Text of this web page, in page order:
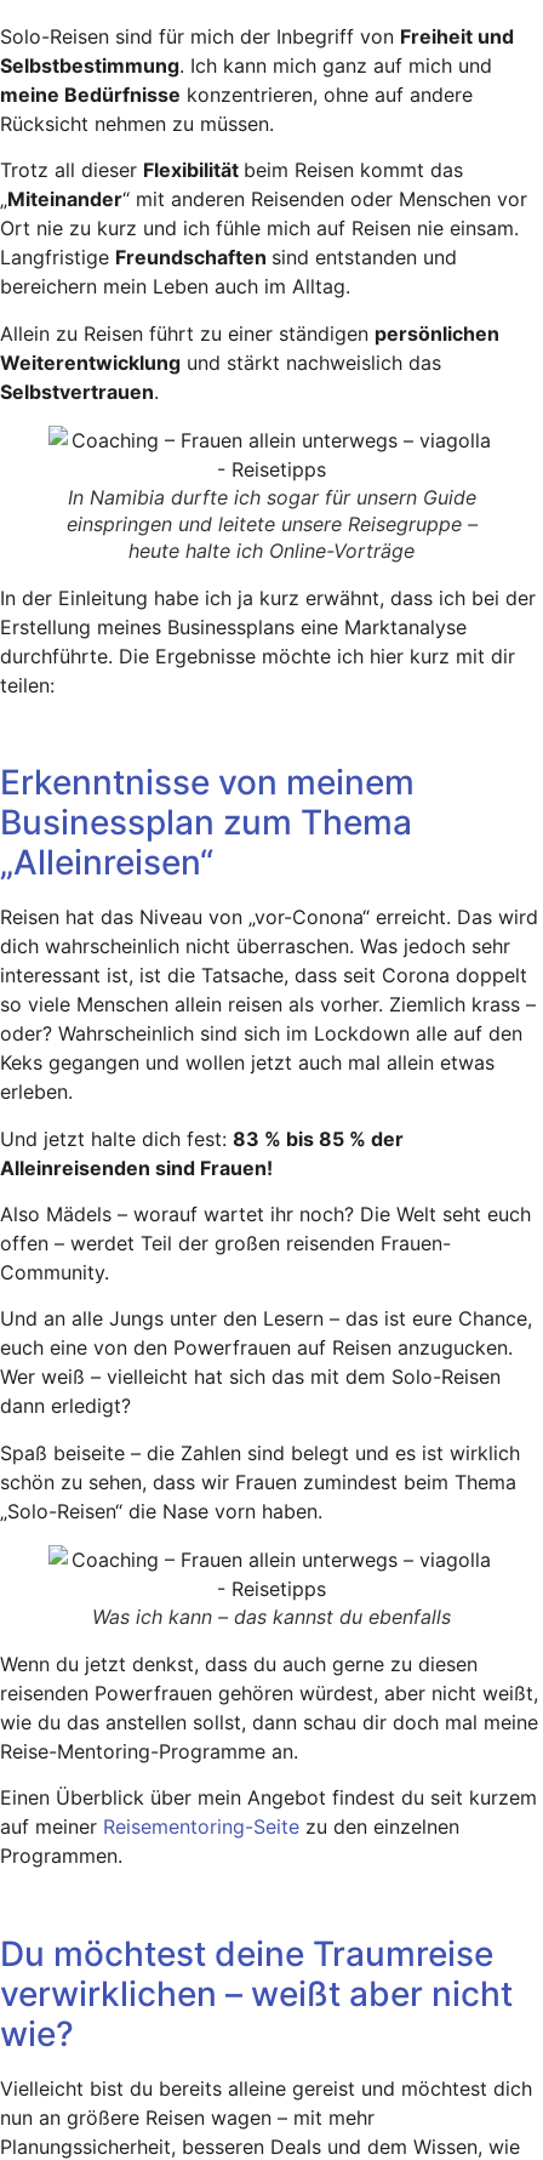
Solo-Reisen sind für mich der Inbegriff von Freiheit und
Selbstbestimmung. Ich kann mich ganz auf mich und
meine Bedürfnisse konzentrieren, ohne auf andere
Rücksicht nehmen zu müssen.
Trotz all dieser Flexibilität beim Reisen kommt das
„Miteinander“ mit anderen Reisenden oder Menschen vor
Ort nie zu kurz und ich fühle mich auf Reisen nie einsam.
Langfristige Freundschaften sind entstanden und
bereichern mein Leben auch im Alltag.
Allein zu Reisen führt zu einer ständigen persönlichen
Weiterentwicklung und stärkt nachweislich das
Selbstvertrauen.
In Namibia durfte ich sogar für unsern Guide
einspringen und leitete unsere Reisegruppe –
heute halte ich Online-Vorträge
In der Einleitung habe ich ja kurz erwähnt, dass ich bei der
Erstellung meines Businessplans eine Marktanalyse
durchführte. Die Ergebnisse möchte ich hier kurz mit dir
teilen:
Erkenntnisse von meinem
Businessplan zum Thema
„Alleinreisen“
Reisen hat das Niveau von „vor-Conona“ erreicht. Das wird
dich wahrscheinlich nicht überraschen. Was jedoch sehr
interessant ist, ist die Tatsache, dass seit Corona doppelt
so viele Menschen allein reisen als vorher. Ziemlich krass –
oder? Wahrscheinlich sind sich im Lockdown alle auf den
Keks gegangen und wollen jetzt auch mal allein etwas
erleben.
Und jetzt halte dich fest: 83 % bis 85 % der
Alleinreisenden sind Frauen!
Also Mädels – worauf wartet ihr noch? Die Welt seht euch
offen – werdet Teil der großen reisenden Frauen-
Community.
Und an alle Jungs unter den Lesern – das ist eure Chance,
euch eine von den Powerfrauen auf Reisen anzugucken.
Wer weiß – vielleicht hat sich das mit dem Solo-Reisen
dann erledigt?
Spaß beiseite – die Zahlen sind belegt und es ist wirklich
schön zu sehen, dass wir Frauen zumindest beim Thema
„Solo-Reisen“ die Nase vorn haben.
Was ich kann – das kannst du ebenfalls
Wenn du jetzt denkst, dass du auch gerne zu diesen
reisenden Powerfrauen gehören würdest, aber nicht weißt,
wie du das anstellen sollst, dann schau dir doch mal meine
Reise-Mentoring-Programme an.
Einen Überblick über mein Angebot findest du seit kurzem
auf meiner Reisementoring-Seite zu den einzelnen
Programmen.
Du möchtest deine Traumreise
verwirklichen – weißt aber nicht
wie?
Vielleicht bist du bereits alleine gereist und möchtest dich
nun an größere Reisen wagen – mit mehr
Planungssicherheit, besseren Deals und dem Wissen, wie